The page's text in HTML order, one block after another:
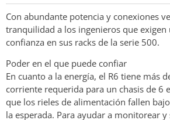
Con abundante potencia y conexiones
tranquilidad a los ingenieros que
confianza en sus racks de la serie 500.
Poder en el que puede confiar
En cuanto a la energía, el R6 tiene más
corriente requerida para un chasis de 6
que los rieles de alimentación fallen
la esperada. Para ayudar a monitorear